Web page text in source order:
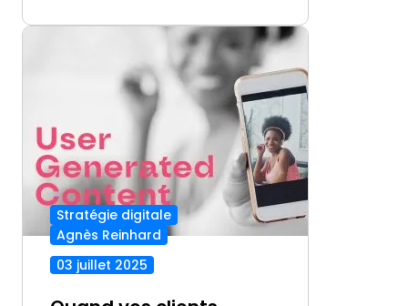
Stratégie digitale
Agnès Reinhard
03 juillet 2025